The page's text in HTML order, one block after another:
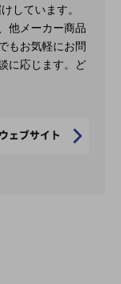
しています。
他メーカー商品
もお気軽にお問
に応じます。ど